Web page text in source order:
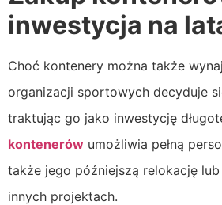
inwestycja na
Choć kontenery można także
organizacji sportowych decyduje
traktując go jako inwestycję
kontenerów umożliwia pełną
także jego późniejszą relokację
innych projektach.